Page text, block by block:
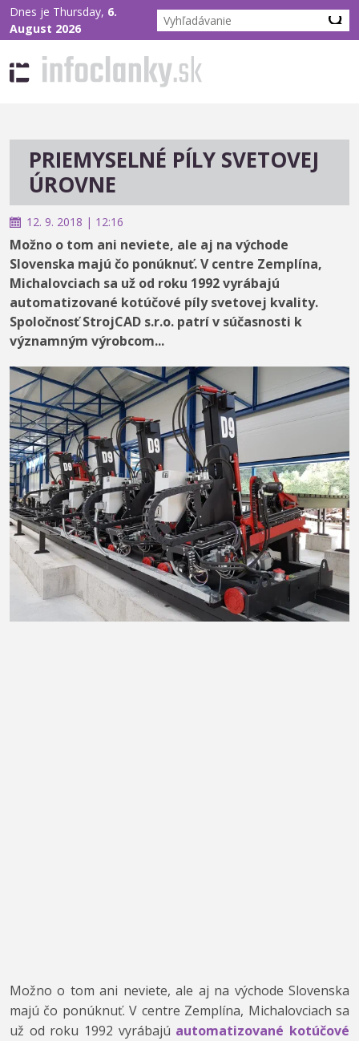
Dnes je Thursday, 6.
August 2026
PRIEMYSELNÉ PÍLY SVETOVEJ
ÚROVNE
12. 9. 2018 | 12:16
Možno o tom ani neviete, ale aj na východe
Slovenska majú čo ponúknuť. V centre Zemplína,
Michalovciach sa už od roku 1992 vyrábajú
automatizované kotúčové píly svetovej kvality.
Spoločnosť StrojCAD s.r.o. patrí v súčasnosti k
významným výrobcom...
Možno o tom ani neviete, ale aj na východe Slovenska
majú čo ponúknuť. V centre Zemplína, Michalovciach sa
už od roku 1992 vyrábajú automatizované kotúčové